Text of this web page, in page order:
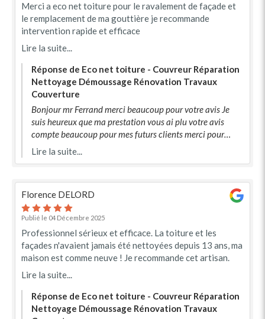
Merci a eco net toiture pour le ravalement de façade et
le remplacement de ma gouttière je recommande
intervention rapide et efficace
Lire la suite...
Réponse de Eco net toiture - Couvreur Réparation
Nettoyage Démoussage Rénovation Travaux
Couverture
Bonjour mr Ferrand merci beaucoup pour votre avis Je
suis heureux que ma prestation vous ai plu votre avis
compte beaucoup pour mes futurs clients merci pour
votre accueil et votre gentillesse profitez bien de votre
Lire la suite...
Florence DELORD
Publié le 04 Décembre 2025
Professionnel sérieux et efficace. La toiture et les
façades n'avaient jamais été nettoyées depuis 13 ans, ma
maison est comme neuve ! Je recommande cet artisan.
Lire la suite...
Réponse de Eco net toiture - Couvreur Réparation
Nettoyage Démoussage Rénovation Travaux